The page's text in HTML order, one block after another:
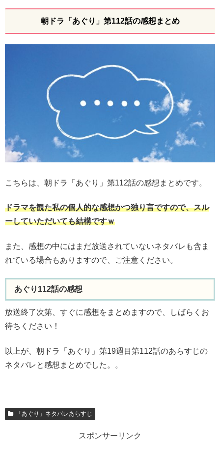
朝ドラ「あぐり」第112話の感想まとめ
こちらは、朝ドラ「あぐり」第112話の感想まとめです。
ドラマを観た私の個人的な感想かつ独り言ですので、スル
ーしていただいても結構ですｗ
また、感想の中にはまだ放送されていないネタバレも含ま
れている場合もありますので、ご注意ください。
あぐり112話の感想
放送終了次第、すぐに感想をまとめますので、しばらくお
待ちください！
以上が、朝ドラ「あぐり」第19週目第112話のあらすじの
ネタバレと感想まとめでした。。
「あぐり」ネタバレあらすじ
スポンサーリンク